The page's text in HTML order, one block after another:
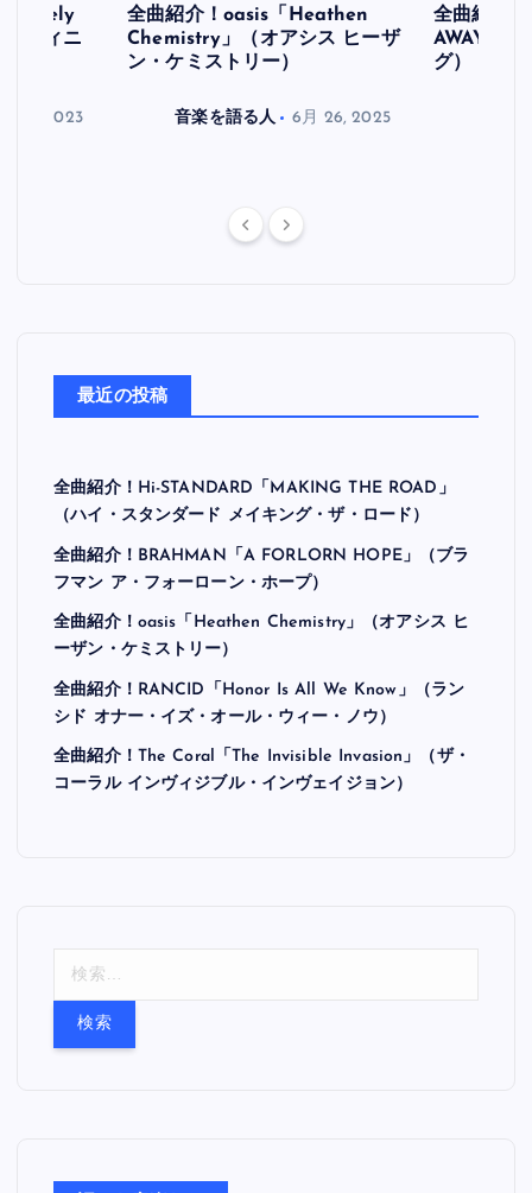
フィニ
30, 2023
全曲紹介！oasis「Heathen
Chemistry」（オアシス ヒーザ
ン・ケミストリー）
音楽を語る人 6月 26, 2025
全曲紹介
AWAY」
グ）
最近の投稿
全曲紹介！Hi-STANDARD「MAKING THE ROAD」
（ハイ・スタンダード メイキング・ザ・ロード）
全曲紹介！BRAHMAN「A FORLORN HOPE」（ブラ
フマン ア・フォーローン・ホープ）
全曲紹介！oasis「Heathen Chemistry」（オアシス ヒ
ーザン・ケミストリー）
全曲紹介！RANCID「Honor Is All We Know」（ラン
シド オナー・イズ・オール・ウィー・ノウ）
全曲紹介！The Coral「The Invisible Invasion」（ザ・
コーラル インヴィジブル・インヴェイジョン）